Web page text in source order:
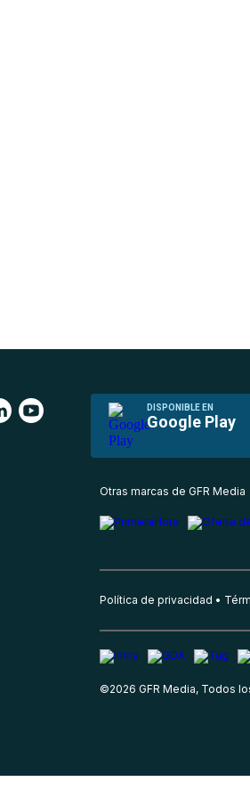
DISPONIBLE EN
Google Play
Otras marcas de GFR Media
Política de privacidad
©2026 GFR Media, Todos